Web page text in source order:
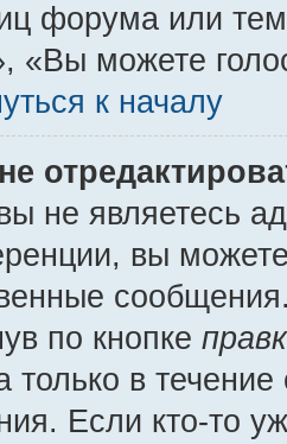
форума или
«Вы можете
к началу
не являетесь
вы можете
по кнопке
только в
Если кто-то